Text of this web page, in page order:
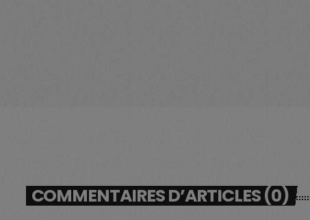
COMMENTAIRES D’ARTICLES (0)